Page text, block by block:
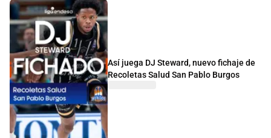
Así juega DJ Steward, nuevo fichaje de
Recoletas Salud San Pablo Burgos